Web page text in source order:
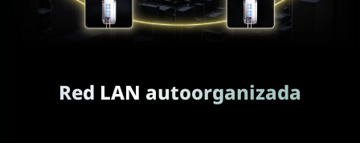
Red LAN autoorganizada